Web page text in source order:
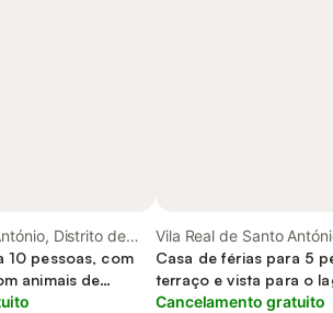
Distrito de
10 pessoas, com
animais de
Vila Real de Santo
de Faro
Casa de férias para 5
terraço e vista para o
varanda/terraço
Cancelamento gratuito